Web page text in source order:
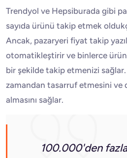
Trendyol ve Hepsiburada gibi
sayıda ürünü takip etmek
Ancak, pazaryeri fiyat takip
otomatikleştirir ve binlerce
bir şekilde takip etmenizi sağlar.
zamandan tasarruf etmesini ve
almasını sağlar.
100.000'den